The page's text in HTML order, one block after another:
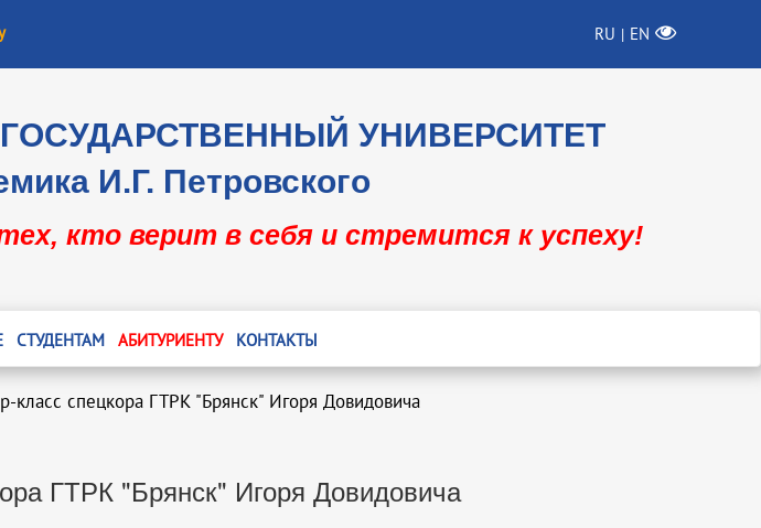
RU | EN
УНИВЕРСИТЕТ
И.Г. Петровского
кто верит в себя и стремится к успеху!
СТУДЕНТАМ АБИТУРИЕНТУ КОНТАКТЫ
спецкора ГТРК "Брянск" Игоря Довидовича
ГТРК "Брянск" Игоря Довидовича